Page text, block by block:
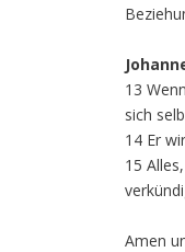
13
sich
14 Er
15
Amen